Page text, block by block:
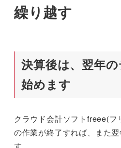
繰り越す
決算後は、翌年
始めます
クラウド会計ソフトfreee(
の作業が終了すれば、また
す。